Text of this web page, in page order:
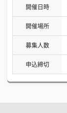
開催日時
開催場所
募集人数
申込締切